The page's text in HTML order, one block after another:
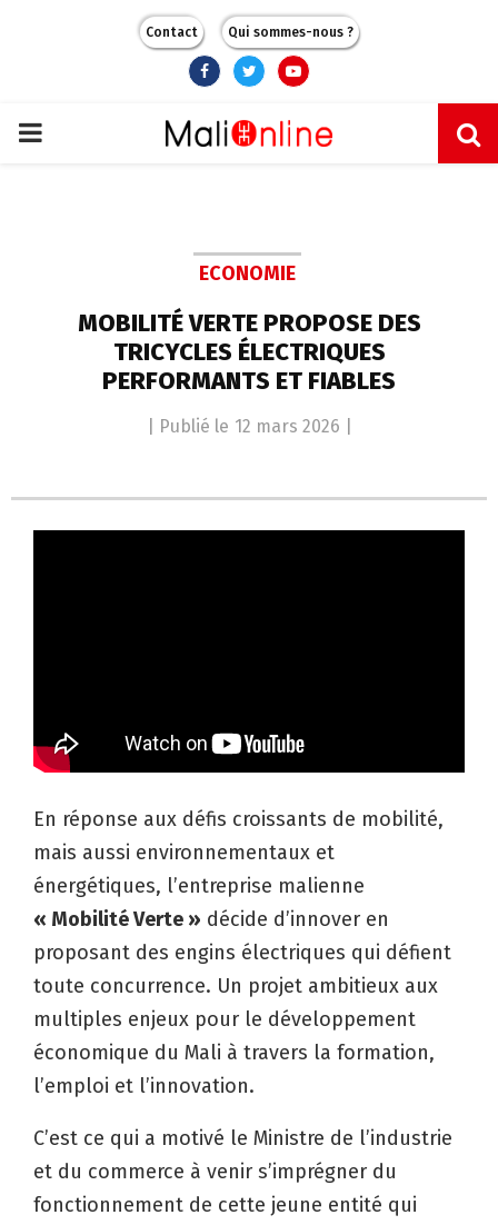
Contact Qui sommes-nous ?
FacebookTwitterYoutube
PRIMARY
ECONOMIE
MOBILITÉ VERTE PROPOSE DES
TRICYCLES ÉLECTRIQUES
PERFORMANTS ET FIABLES
| Publié le 12 mars 2026
En réponse aux défis croissants de mobilité,
mais aussi environnementaux et
énergétiques, l’entreprise malienne
« Mobilité Verte » décide d’innover en
proposant des engins électriques qui défient
toute concurrence. Un projet ambitieux aux
multiples enjeux pour le développement
économique du Mali à travers la formation,
l’emploi et l’innovation.
C’est ce qui a motivé le Ministre de l’industrie
et du commerce à venir s’imprégner du
fonctionnement de cette jeune entité qui